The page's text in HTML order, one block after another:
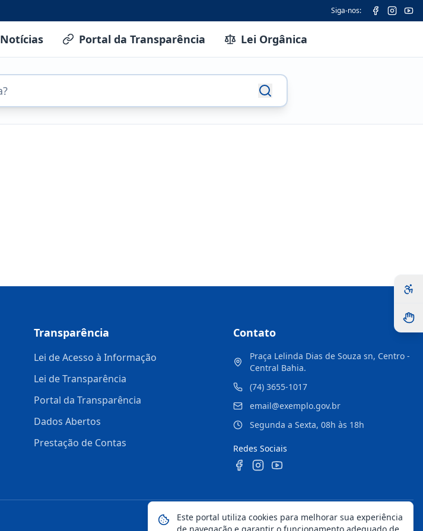
Siga-nos:
Notícias Portal da Transparência Lei Orgânica
Transparência
Lei de Acesso à Informação
Lei de Transparência
Portal da Transparência
Dados Abertos
Prestação de Contas
Contato
Praça Lelinda Dias de Souza sn, Centro -
Central Bahia.
(74) 3655-1017
email@exemplo.gov.br
Segunda a Sexta, 08h às 18h
Redes Sociais
Mapa do Site Notícias Transparência
Este portal utiliza cookies para melhorar sua experiência